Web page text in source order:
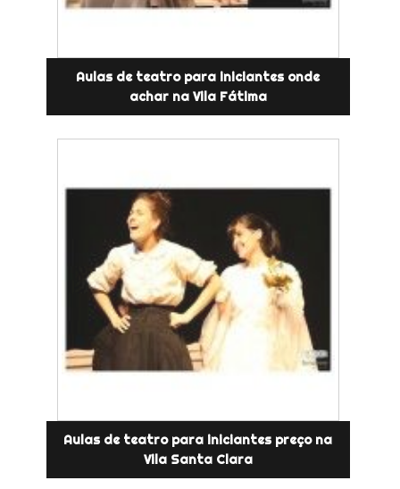
Aulas de teatro para iniciantes onde
achar na Vila Fátima
Aulas de teatro para iniciantes preço na
Vila Santa Clara